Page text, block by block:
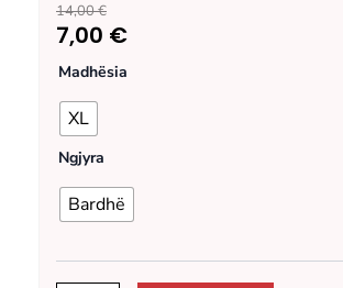
14,00€
Original
price
was:
14,00 €.
7,00 €
Current
price
is:
7,00 €.
Madhësia
XL
Ngjyra
Bardhë
Polo
Shirt
quantity